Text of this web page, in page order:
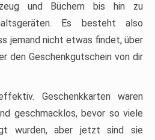
und Büchern bis hin zu
Es besteht also
jemand nicht etwas findet, über
den Geschenkgutschein von dir
Geschenkkarten waren
geschmacklos, bevor so viele
wurden, aber jetzt sind sie